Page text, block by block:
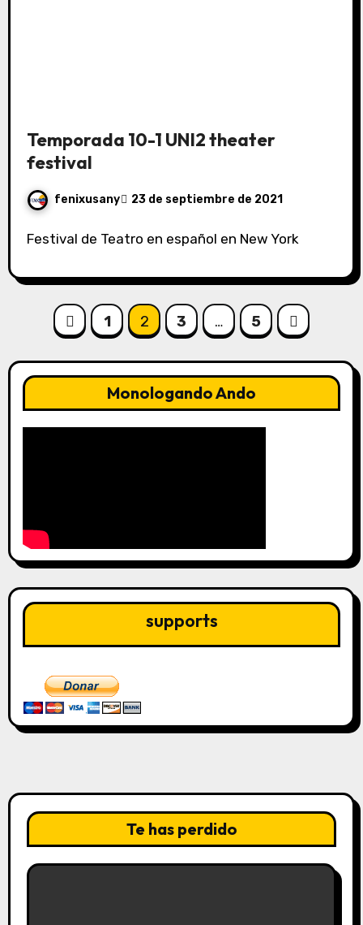
Temporada 10-1 UNI2 theater
festival
fenixusany 23 de septiembre de 2021
Festival de Teatro en español en New York
Paginación
de
entradas
1 2 3 … 5
Monologando Ando
supports
Te has perdido